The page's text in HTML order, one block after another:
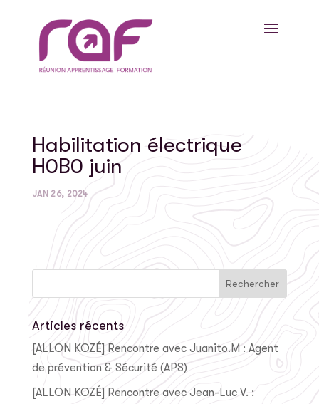
Habilitation électrique
H0B0 juin
JAN 26, 2024
Articles récents
[ALLON KOZÉ] Rencontre avec Juanito.M : Agent
de prévention & Sécurité (APS)
[ALLON KOZÉ] Rencontre avec Jean-Luc V. :